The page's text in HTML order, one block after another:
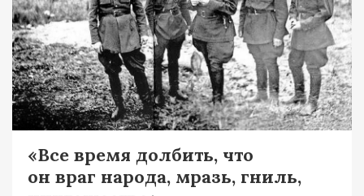
«Все время долбить, что
он враг народа, мразь, гниль,